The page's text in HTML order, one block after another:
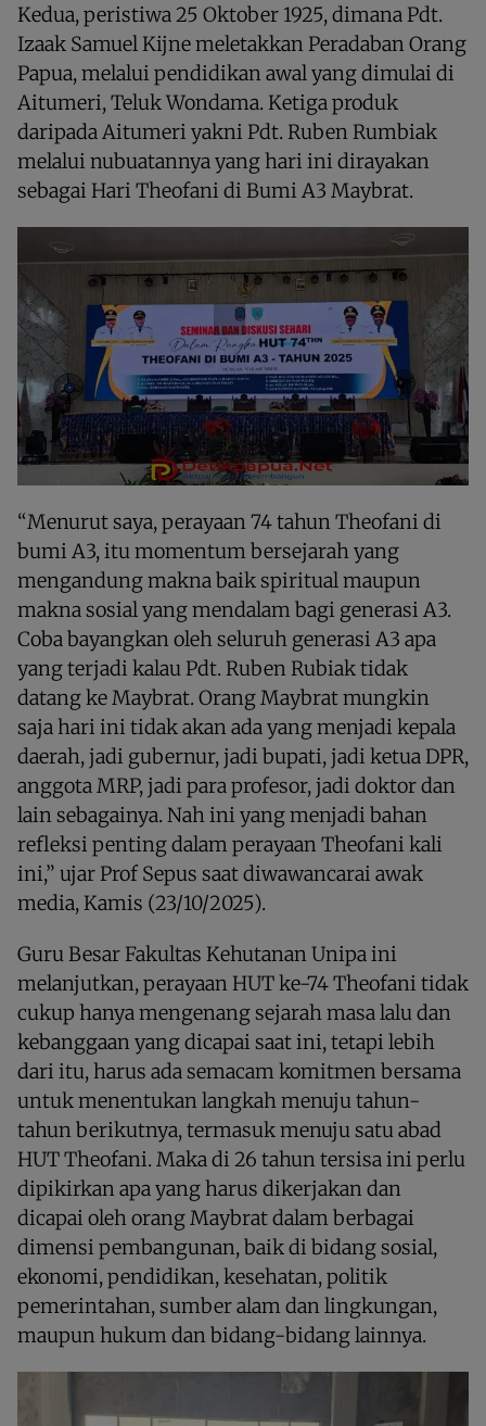
Kedua, peristiwa 25 Oktober 1925, dimana Pdt.
Izaak Samuel Kijne meletakkan Peradaban Orang
Papua, melalui pendidikan awal yang dimulai di
Aitumeri, Teluk Wondama. Ketiga produk
daripada Aitumeri yakni Pdt. Ruben Rumbiak
melalui nubuatannya yang hari ini dirayakan
sebagai Hari Theofani di Bumi A3 Maybrat.
“Menurut saya, perayaan 74 tahun Theofani di
bumi A3, itu momentum bersejarah yang
mengandung makna baik spiritual maupun
makna sosial yang mendalam bagi generasi A3.
Coba bayangkan oleh seluruh generasi A3 apa
yang terjadi kalau Pdt. Ruben Rubiak tidak
datang ke Maybrat. Orang Maybrat mungkin
saja hari ini tidak akan ada yang menjadi kepala
daerah, jadi gubernur, jadi bupati, jadi ketua DPR,
anggota MRP, jadi para profesor, jadi doktor dan
lain sebagainya. Nah ini yang menjadi bahan
refleksi penting dalam perayaan Theofani kali
ini,” ujar Prof Sepus saat diwawancarai awak
media, Kamis (23/10/2025).
Guru Besar Fakultas Kehutanan Unipa ini
melanjutkan, perayaan HUT ke-74 Theofani tidak
cukup hanya mengenang sejarah masa lalu dan
kebanggaan yang dicapai saat ini, tetapi lebih
dari itu, harus ada semacam komitmen bersama
untuk menentukan langkah menuju tahun-
tahun berikutnya, termasuk menuju satu abad
HUT Theofani. Maka di 26 tahun tersisa ini perlu
dipikirkan apa yang harus dikerjakan dan
dicapai oleh orang Maybrat dalam berbagai
dimensi pembangunan, baik di bidang sosial,
ekonomi, pendidikan, kesehatan, politik
pemerintahan, sumber alam dan lingkungan,
maupun hukum dan bidang-bidang lainnya.